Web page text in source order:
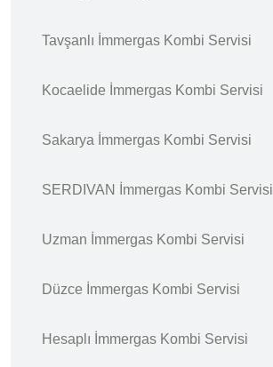
Tavşanlı İmmergas Kombi Servisi
Kocaelide İmmergas Kombi Servisi
Sakarya İmmergas Kombi Servisi
SERDIVAN İmmergas Kombi Servisi
Uzman İmmergas Kombi Servisi
Düzce İmmergas Kombi Servisi
Hesaplı İmmergas Kombi Servisi